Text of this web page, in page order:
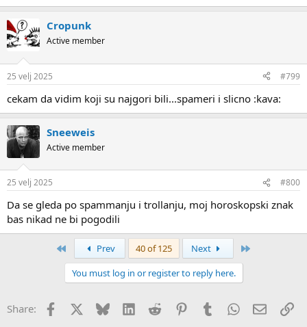
Cropunk
Active member
25 velj 2025 #799
cekam da vidim koji su najgori bili...spameri i slicno :kava:
Sneeweis
Active member
25 velj 2025 #800
Da se gleda po spammanju i trollanju, moj horoskopski znak
bas nikad ne bi pogodili
Prev 40 of 125 Next
You must log in or register to reply here.
Share: Facebook Bluesky LinkedInReddit PinterestTumblrWhatsApp
Email